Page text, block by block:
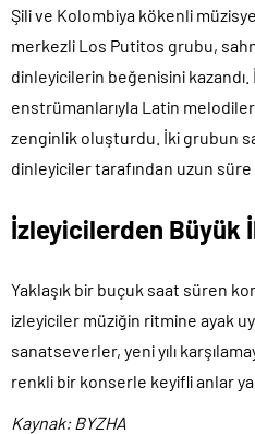
Şili ve Kolombiya kökenli
merkezli Los Putitos grubu,
dinleyicilerin beğenisini kazandı.
enstrümanlarıyla Latin
zenginlik oluşturdu. İki grubun
dinleyiciler tarafından uzun süre
İzleyicilerden Büyük
Yaklaşık bir buçuk saat süren
izleyiciler müziğin ritmine ayak
sanatseverler, yeni yılı
renkli bir konserle keyifli anlar
Kaynak: BYZHA